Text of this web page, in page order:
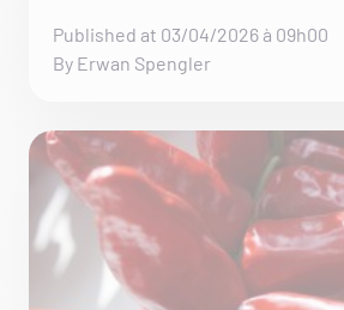
Published at 03/04/2026 à 09h00
By Erwan Spengler